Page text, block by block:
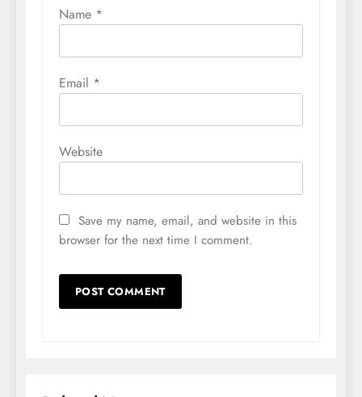
Name *
Email *
Website
Save my name, email, and website in this
browser for the next time I comment.